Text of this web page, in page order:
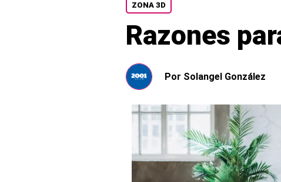
ZONA 3D
Razones
Por Solangel González